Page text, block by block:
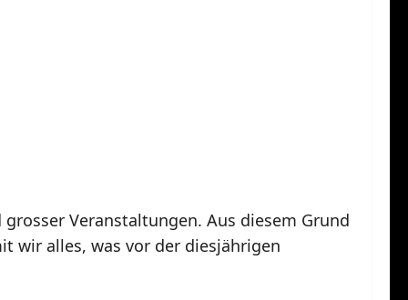
Veranstaltungen. Aus diesem Grund
wir alles, was vor der diesjährigen